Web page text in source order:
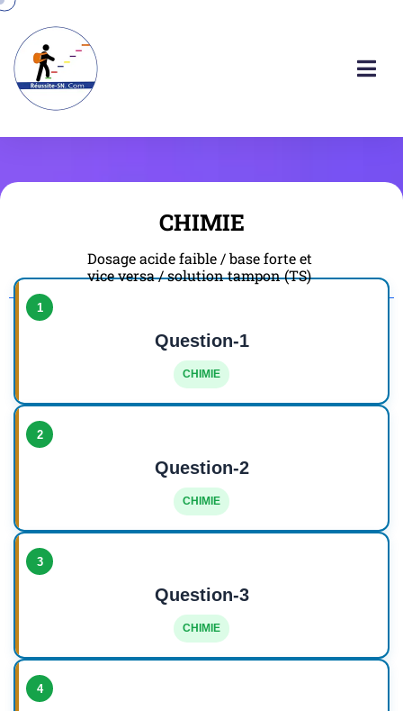
CHIMIE
Dosage acide faible / base forte et
vice versa / solution tampon (TS)
1
Question-1
CHIMIE
2
Question-2
CHIMIE
3
Question-3
CHIMIE
4